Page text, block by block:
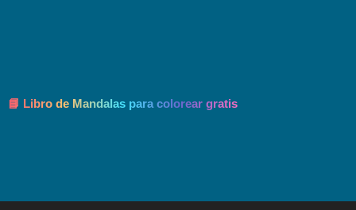
📘 Libro de Mandalas para colorear gratis